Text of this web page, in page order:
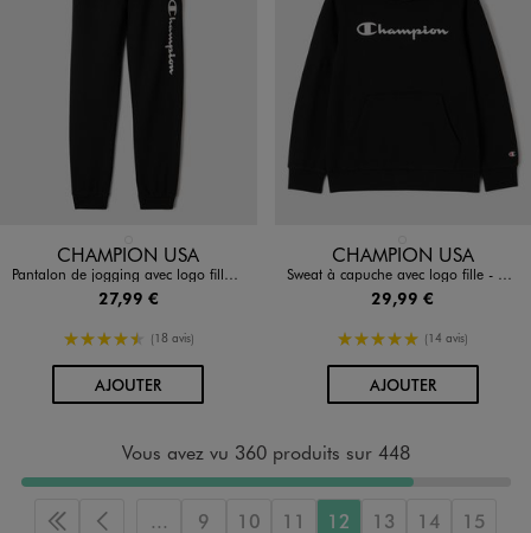
Disponible en 1 coloris
CHAMPION USA
Pantalon de jogging avec logo fille - Champion
27,99 €
4.5/5 de moyenne
(18 avis)
AJOUTERAU PANIER
Disponible en 1 coloris
CHAMPION USA
Sweat à capuche avec logo fille - Champion
29,99 €
5/5 de moyenne
(14 avis)
AJOUTERAU PANIER
Vous avez vu 360 produits sur 448
... 9 10 11 12 13 14 15